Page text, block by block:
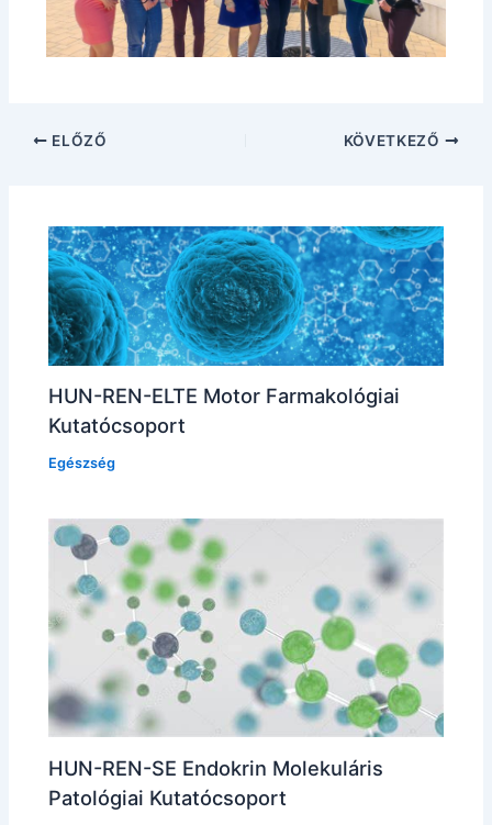
ELŐZŐ KÖVETKEZŐ
HUN-REN-ELTE Motor Farmakológiai
Kutatócsoport
Egészség
HUN-REN-SE Endokrin Molekuláris
Patológiai Kutatócsoport